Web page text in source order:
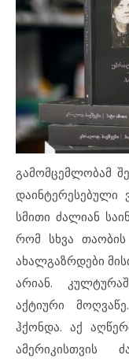
გამომცემლობამ
დაინტერესებული
სმითი ძალიან
რომ სხვა თაობის
ახალგაზრდები
არიან.
აქტიური
ჰქონდა. აქ
ამერიკისთვის